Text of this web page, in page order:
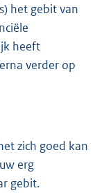
het gebit van
heeft
verder op
zich goed kan
erg
gebit.